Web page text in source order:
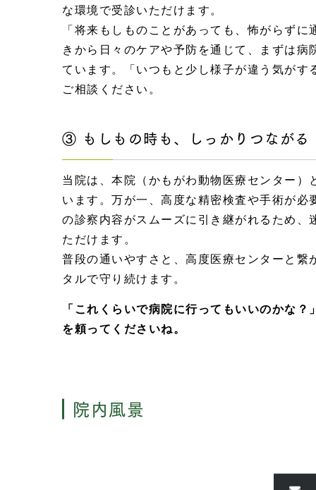
な環境で受診いただけます。
「将来もしものことがあっても、怖がらず
きから日々のケアや予防を通じて、まずは
ています。「いつもと少し様子が違う気が
ご相談ください。
③ もしもの時も、しっかりつながる
当院は、本院（かもがわ動物医療センター
います。万が一、高度な精密検査や手術が
の診察内容がスムーズに引き継がれるため
ただけます。
普段の通いやすさと、高度医療センターと
タルで守り続けます。
「これくらいで病院に行ってもいいのかな
を頼ってくださいね。
院内風景